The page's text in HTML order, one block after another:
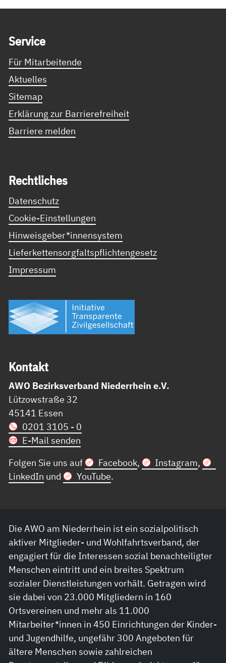
Ser­vice
Für Mitarbeitende
Aktuelles
Sitemap
Erklärung zur Barrierefreiheit
Barriere melden
Recht­li­ches
Datenschutz
Cookie-Einstellungen
Hinweisgeber*innensystem
Lieferkettensorgfaltspflichtengesetz
Impressum
Kon­takt
AWO Bezirksverband Niederrhein e.V.
Lützowstraße 32
45141 Essen
0201 3105 - 0
E-Mail senden
Folgen Sie uns auf
Facebook, Instagram,
LinkedIn und YouTube.
Die AWO am Niederrhein ist ein sozialpolitisch
aktiver Mitglieder- und Wohlfahrtsverband, der
engagiert für die Interessen sozial benachteiligter
Menschen eintritt und ein breites Spektrum
sozialer Dienstleistungen vorhält. Getragen wird
sie dabei von 23.000 Mitgliedern in 160
Ortsvereinen und mehr als 11.000
Mitarbeiter*innen in 450 Einrichtungen der Kinder-
und Jugendhilfe, ungefähr 300 Angeboten für
ältere Menschen sowie zahlreichen